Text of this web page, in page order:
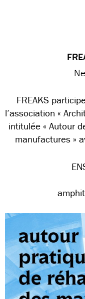
FREAKS
l’association «
intitulée « Autour
manufactures »